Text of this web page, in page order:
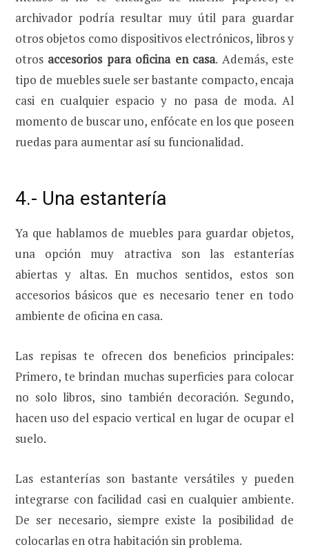
archivador podría resultar muy útil para guardar
otros objetos como dispositivos electrónicos, libros y
otros accesorios para oficina en casa. Además, este
tipo de muebles suele ser bastante compacto, encaja
casi en cualquier espacio y no pasa de moda. Al
momento de buscar uno, enfócate en los que poseen
ruedas para aumentar así su funcionalidad.
4.- Una estantería
Ya que hablamos de muebles para guardar objetos,
una opción muy atractiva son las estanterías
abiertas y altas. En muchos sentidos, estos son
accesorios básicos que es necesario tener en todo
ambiente de oficina en casa.
Las repisas te ofrecen dos beneficios principales:
Primero, te brindan muchas superficies para colocar
no solo libros, sino también decoración. Segundo,
hacen uso del espacio vertical en lugar de ocupar el
suelo.
Las estanterías son bastante versátiles y pueden
integrarse con facilidad casi en cualquier ambiente.
De ser necesario, siempre existe la posibilidad de
colocarlas en otra habitación sin problema.